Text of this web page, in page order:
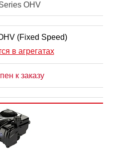
OHV
(Fixed Speed)
в агрегатах
к заказу